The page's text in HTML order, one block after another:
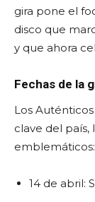
gira pone el
disco que
y que ahora
Fechas de la
Los
clave del país,
emblemáticos:
14 de abril: